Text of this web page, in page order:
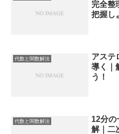
完全整
把握し
代数と関数解法
アステ
導く｜
う！
代数と関数解法
12分の
解｜二